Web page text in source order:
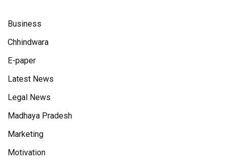
Business
Chhindwara
E-paper
Latest News
Legal News
Madhaya Pradesh
Marketing
Motivation